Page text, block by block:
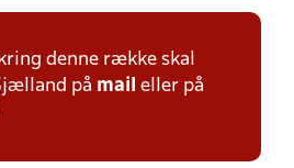
denne række skal
på mail eller på